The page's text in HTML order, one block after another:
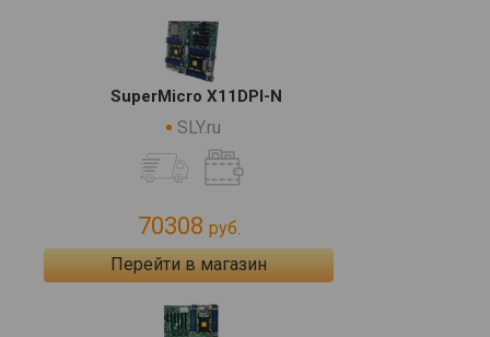
SuperMicro X11DPI-N
SLY.ru
70308 руб.
Перейти в магазин